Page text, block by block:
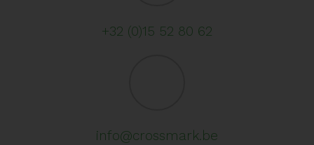
+32 (0)15 52 80 62
info@crossmark.be